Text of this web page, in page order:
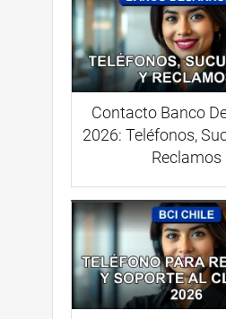
Contacto Banco
2026: Teléfonos,
Reclamos